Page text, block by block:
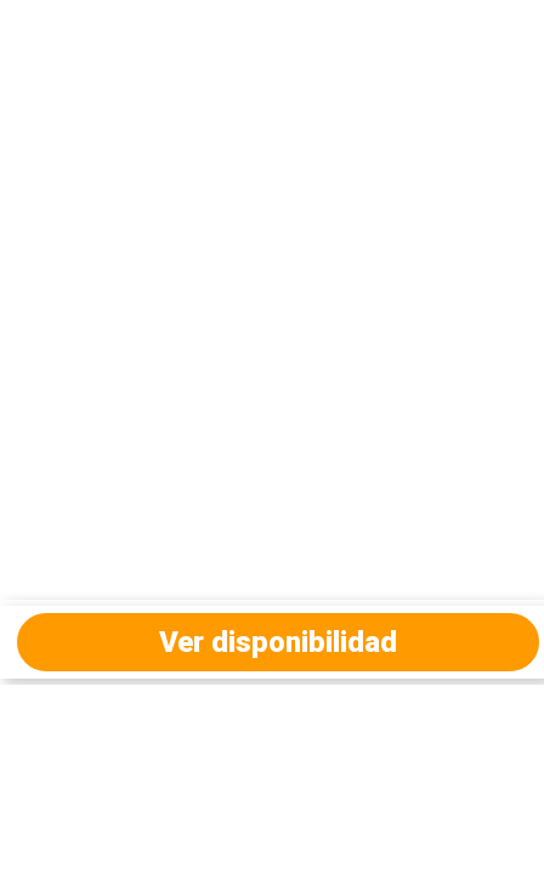
Ver disponibilidad